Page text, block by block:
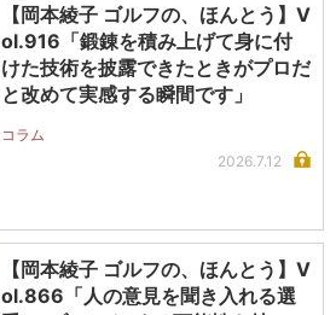
【岡本綾子 ゴルフの、ほんとう】V
ol.916「鍛錬を積み上げて身に付
けた技術を披露できたときがプロだ
と改めて実感する瞬間です」
コラム
2026.7.12
【岡本綾子 ゴルフの、ほんとう】V
ol.866「人の意見を聞き入れる選